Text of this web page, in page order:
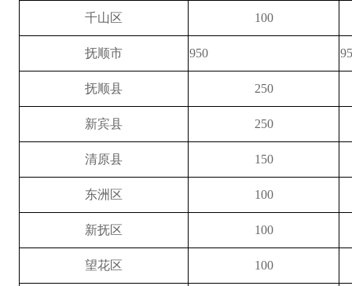
千山区 100
抚顺市 950
抚顺县 250
新宾县 250
清原县 150
东洲区 100
新抚区 100
望花区 100